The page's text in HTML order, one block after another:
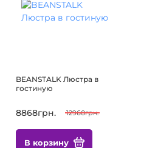
BEANSTALK Люстра в
гостиную
8868грн. 12960грн.
В корзину